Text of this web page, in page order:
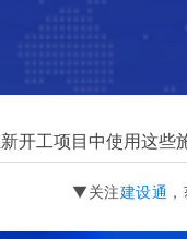
▼关注建设通
开工项目中使用这